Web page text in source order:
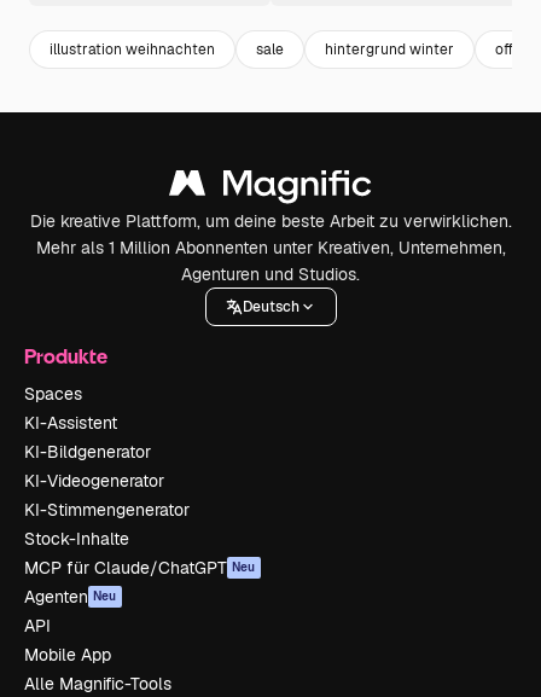
illustration weihnachten sale hintergrund winter offer
Die kreative Plattform, um deine beste Arbeit zu verwirklichen.
Mehr als 1 Million Abonnenten unter Kreativen, Unternehmen,
Agenturen und Studios.
Deutsch
Produkte
Spaces
KI-Assistent
KI-Bildgenerator
KI-Videogenerator
KI-Stimmengenerator
Stock-Inhalte
MCP für Claude/ChatGPT Neu
Agenten Neu
API
Mobile App
Alle Magnific-Tools